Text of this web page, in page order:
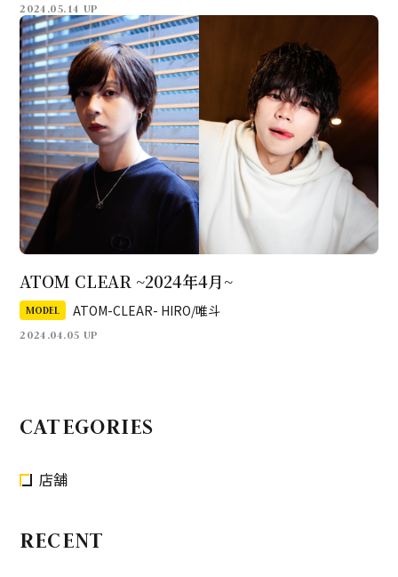
2024.05.14 UP
ATOM CLEAR ~2024年4月~
MODEL ATOM-CLEAR- HIRO/唯斗
2024.04.05 UP
CATEGORIES
店舗
RECENT